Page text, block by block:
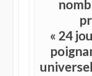
« 24